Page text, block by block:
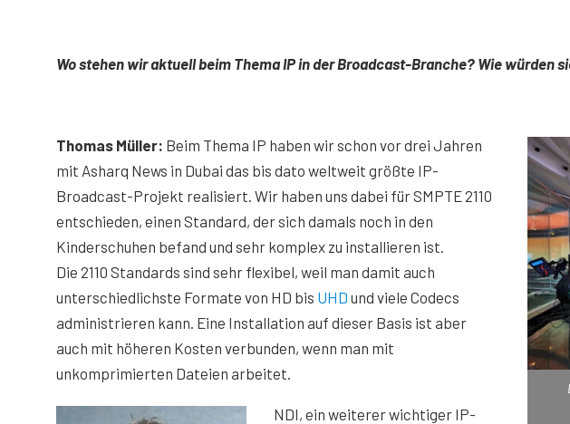
Wo stehen wir aktuell beim Thema IP in der Broadcast-Branche? Wie würden
Thomas Müller: Beim Thema IP haben wir schon vor drei Jahren
mit Asharq News in Dubai das bis dato weltweit größte IP-
Broadcast-Projekt realisiert. Wir haben uns dabei für SMPTE 2110
entschieden, einen Standard, der sich damals noch in den
Kinderschuhen befand und sehr komplex zu installieren ist.
Die 2110 Standards sind sehr flexibel, weil man damit auch
unterschiedlichste Formate von HD bis UHD und viele Codecs
administrieren kann. Eine Installation auf dieser Basis ist aber
auch mit höheren Kosten verbunden, wenn man mit
unkomprimierten Dateien arbeitet.
NDI, ein weiterer wichtiger IP-